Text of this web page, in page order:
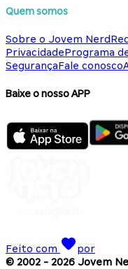
Quem somos
Sobre o Jovem Nerd
PrivacidadePrograma
SegurançaFale conosco
Baixe o nosso APP
Feito com
por
© 2002 - 2026 Jovem